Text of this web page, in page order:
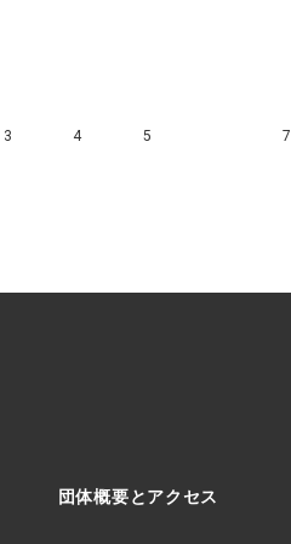
3 4 5 7
団体概要とアクセス